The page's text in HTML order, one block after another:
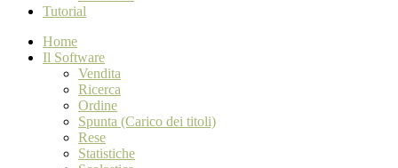
Tutorial
Home
Il Software
Vendita
Ricerca
Ordine
Spunta (Carico dei titoli)
Rese
Statistiche